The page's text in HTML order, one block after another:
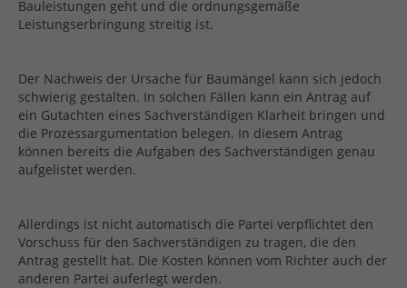
Bauleistungen geht und die ordnungsgemäße
Leistungserbringung streitig ist.
Der Nachweis der Ursache für Baumängel kann sich jedoch
schwierig gestalten. In solchen Fällen kann ein Antrag auf
ein Gutachten eines Sachverständigen Klarheit bringen und
die Prozessargumentation belegen. In diesem Antrag
können bereits die Aufgaben des Sachverständigen genau
aufgelistet werden.
Allerdings ist nicht automatisch die Partei verpflichtet den
Vorschuss für den Sachverständigen zu tragen, die den
Antrag gestellt hat. Die Kosten können vom Richter auch der
anderen Partei auferlegt werden.